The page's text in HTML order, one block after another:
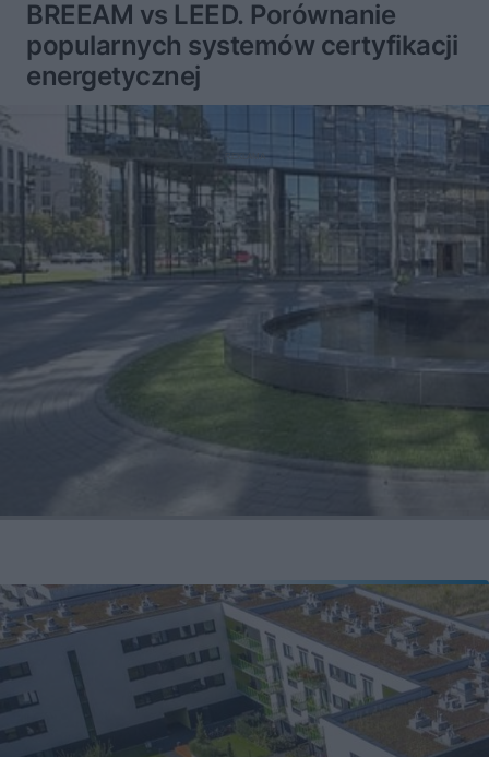
BREEAM vs LEED. Porównanie
popularnych systemów certyfikacji
energetycznej